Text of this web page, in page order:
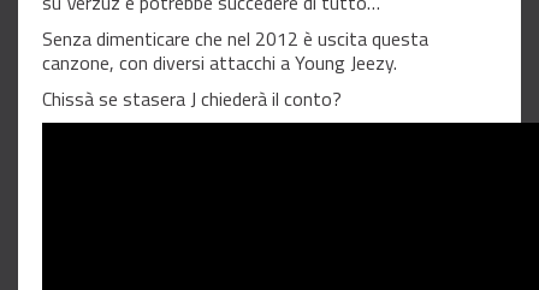
Senza dimenticare che nel 2012 è uscita questa
canzone, con diversi attacchi a Young Jeezy.
Chissà se stasera J chiederà il conto?